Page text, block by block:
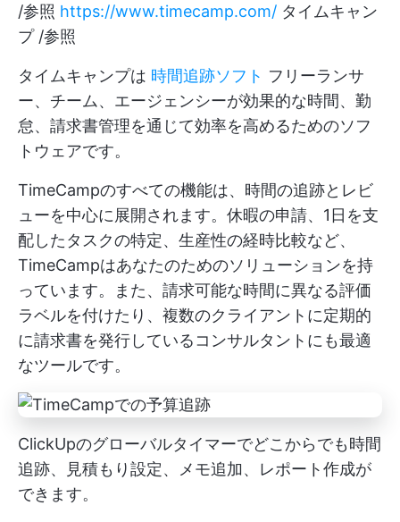
/参照 https://www.timecamp.com/ タイムキャン
プ /参照
タイムキャンプは 時間追跡ソフト フリーランサ
ー、チーム、エージェンシーが効果的な時間、勤
怠、請求書管理を通じて効率を高めるためのソフ
トウェアです。
TimeCampのすべての機能は、時間の追跡とレビ
ューを中心に展開されます。休暇の申請、1日を支
配したタスクの特定、生産性の経時比較など、
TimeCampはあなたのためのソリューションを持
っています。また、請求可能な時間に異なる評価
ラベルを付けたり、複数のクライアントに定期的
に請求書を発行しているコンサルタントにも最適
なツールです。
ClickUpのグローバルタイマーでどこからでも時間
追跡、見積もり設定、メモ追加、レポート作成が
できます。